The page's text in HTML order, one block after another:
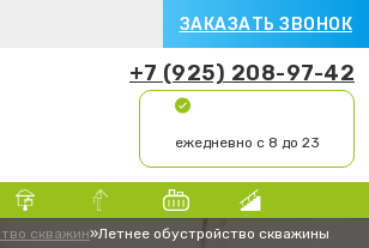
ЗАКАЗАТЬ ЗВОНОК
+7 (925) 208-97-42
ежедневно с 8 до 23
скважин»Летнее обустройство скважины